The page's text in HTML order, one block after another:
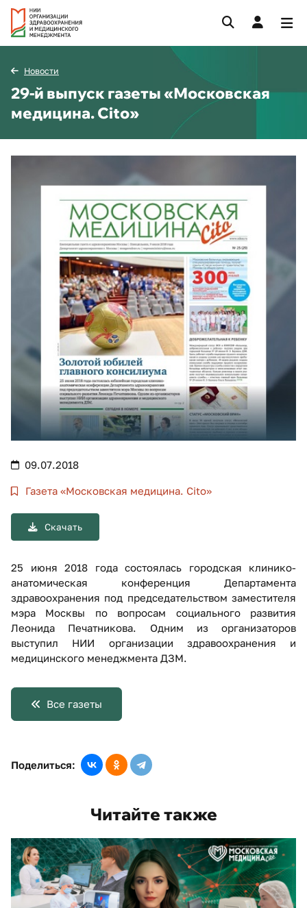
Новости
29-й выпуск газеты «Московская
медицина. Cito»
09.07.2018
Газета «Московская медицина. Cito»
Скачать
25 июня 2018 года состоялась городская клинико-
анатомическая конференция Департамента
здравоохранения под председательством заместителя
мэра Москвы по вопросам социального развития
Леонида Печатникова. Одним из организаторов
выступил НИИ организации здравоохранения и
медицинского менеджмента ДЗМ.
Все газеты
Поделиться:
Читайте также